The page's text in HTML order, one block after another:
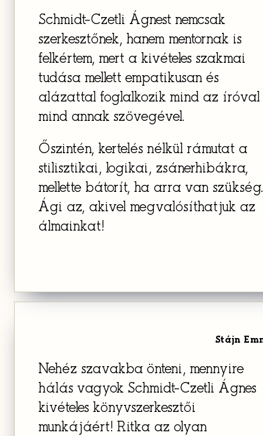
Schmidt-Czetli Ágnest nemcsak
szerkesztőnek, hanem mentornak is
felkértem, mert a kivételes szakmai
tudása mellett empatikusan és
alázattal foglalkozik mind az íróval
mind annak szövegével.
Őszintén, kertelés nélkül rámutat a
stilisztikai, logikai, zsánerhibákra,
mellette bátorít, ha arra van szükség.
Ági az, akivel megvalósíthatjuk az
álmainkat!
Stájn
Nehéz szavakba önteni, mennyire
hálás vagyok Schmidt-Czetli Ágnes
kivételes könyvszerkesztői
munkájáért! Ritka az olyan